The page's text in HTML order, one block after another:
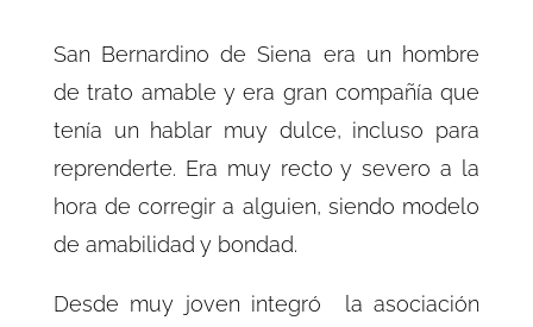
San Bernardino de Siena era un hombre
de trato amable y era gran compañía que
tenía un hablar muy dulce, incluso para
reprenderte. Era muy recto y severo a la
hora de corregir a alguien, siendo modelo
de amabilidad y bondad.
Desde muy joven integró la asociación